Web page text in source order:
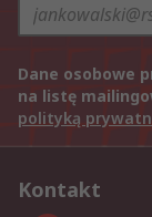
Dane osobowe
na listę
polityką
Kontakt